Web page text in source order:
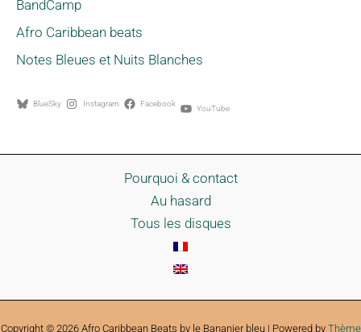
BandCamp
Afro Caribbean beats
Notes Bleues et Nuits Blanches
BlueSky Instagram Facebook YouTube
Pourquoi & contact
Au hasard
Tous les disques
Copyright © 2026 Afro Caribbean Beats by le Bananier bleu | Powered by Thème